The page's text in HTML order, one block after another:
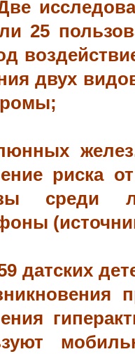
25
двух
желез.
риска
среди
датских